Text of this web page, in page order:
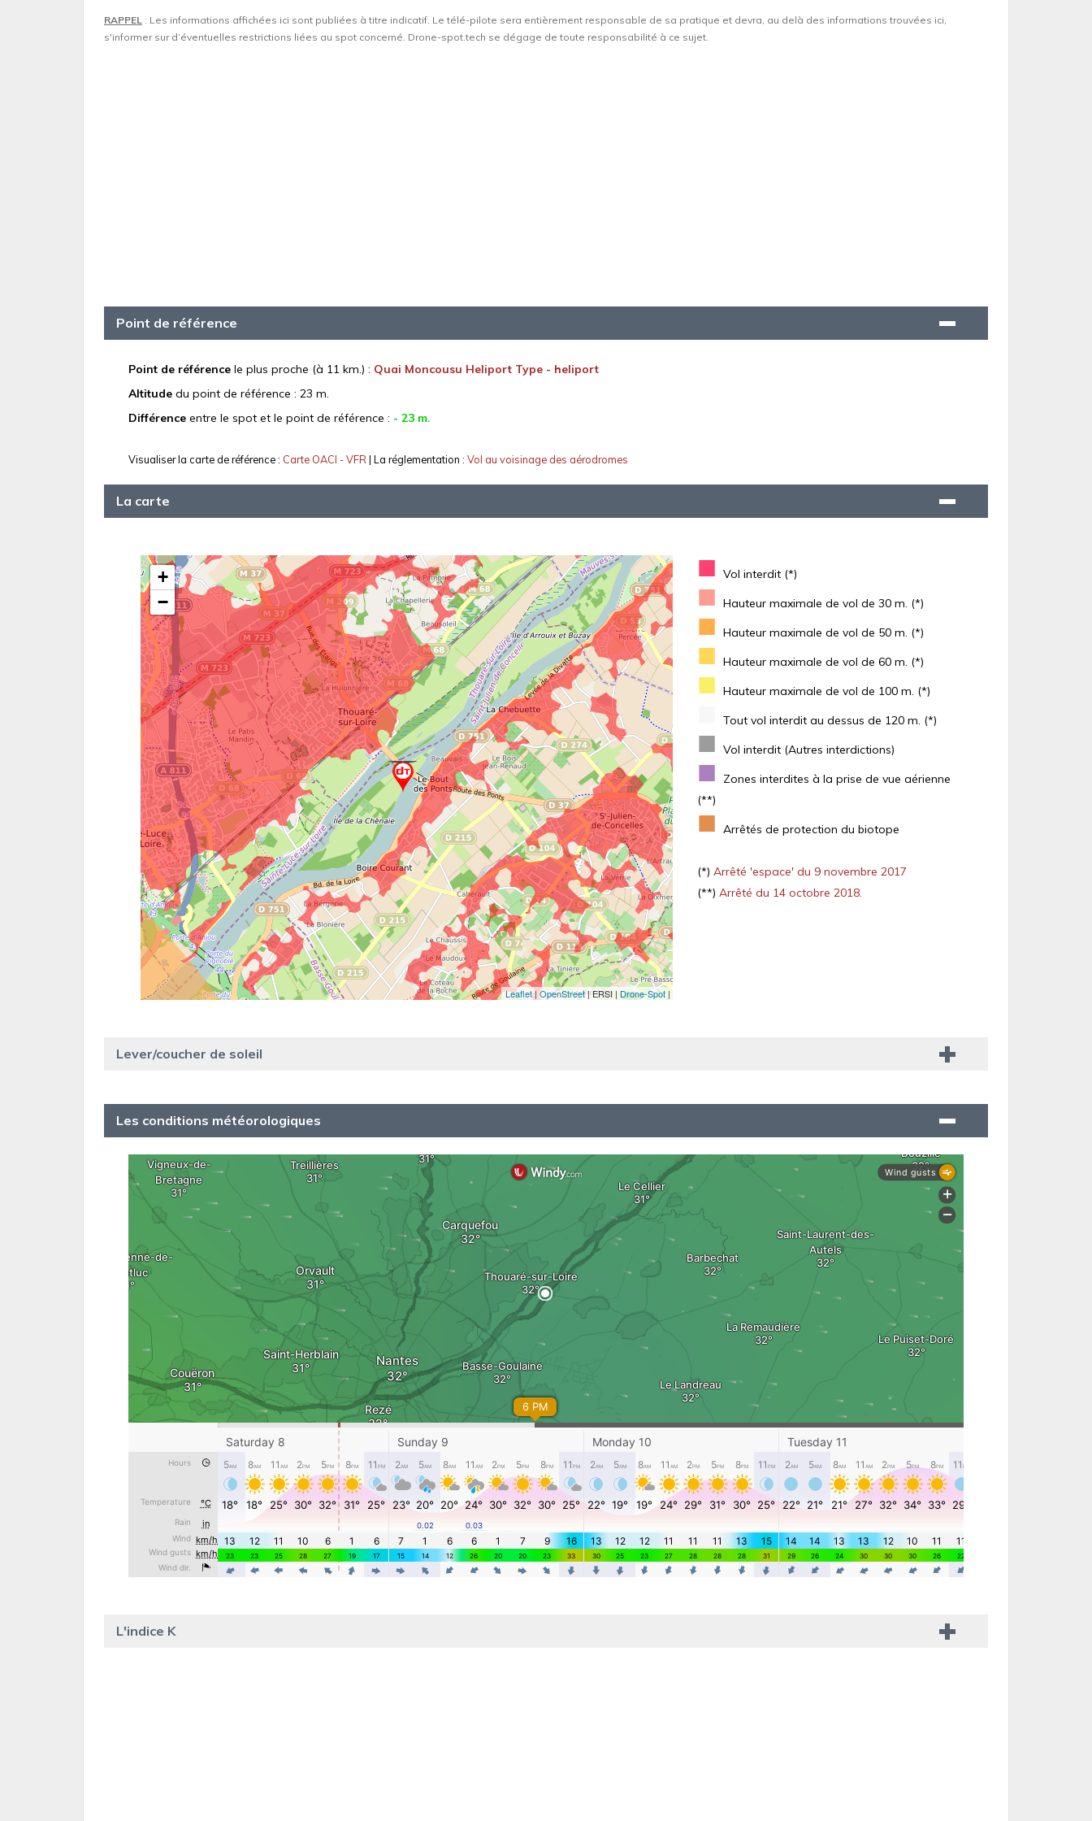
RAPPEL : Les informations affichées ici sont publiées à titre indicatif. Le télé-pilote sera entièrement responsable de sa pratique et devra, au delà des informations trouvées ici,
s'informer sur d’éventuelles restrictions liées au spot concerné. Drone-spot.tech se dégage de toute responsabilité à ce sujet.
Point de référence
Point de référence le plus proche (à 11 km.) : Quai Moncousu Heliport Type - heliport
Altitude du point de référence : 23 m.
Différence entre le spot et le point de référence : - 23 m.
Visualiser la carte de référence : Carte OACI - VFR| La réglementation : Vol au voisinage des aérodromes
La carte
■ Vol interdit (*)
■ Hauteur maximale de vol de 30 m. (*)
■ Hauteur maximale de vol de 50 m. (*)
■ Hauteur maximale de vol de 60 m. (*)
■ Hauteur maximale de vol de 100 m. (*)
Tout vol interdit au dessus de 120 m. (*)
■ Vol interdit (Autres interdictions)
■
Zones interdites à la prise de vue aérienne
(**)
■ Arrêtés de protection du biotope
(*) Arrêté 'espace' du 9 novembre 2017
(**) Arrêté du 14 octobre 2018.
Lever/coucher de soleil
Les conditions météorologiques
L'indice K